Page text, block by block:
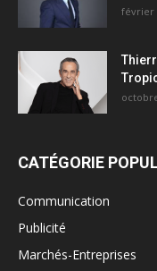
février
CATÉGORIE
Communication
Publicité
Marchés-Entreprises